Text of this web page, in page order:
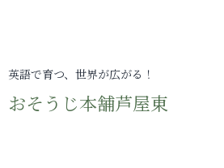
英語で育つ、世界が広がる！
おそうじ本舗芦屋東